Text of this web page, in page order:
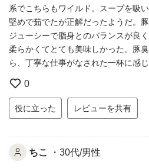
系でこちらもワイルド。スープを吸
堅めで茹でたが正解だったようだ。
ジューシーで脂身とのバランスが良
柔らかくてとても美味しかった。豚
ら、丁寧な仕事がなされた一杯に感じ
0
役に立った レビューを共有
ちこ ・30代/男性